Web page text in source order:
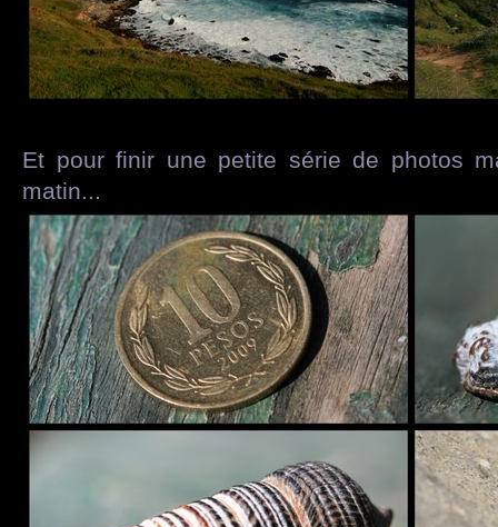
Et pour finir une petite série de photos
matin...